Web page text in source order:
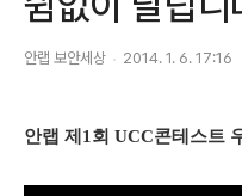
안랩 보안세상 2014. 1. 6. 17:16
안랩 제 1 회 UCC콘테스트